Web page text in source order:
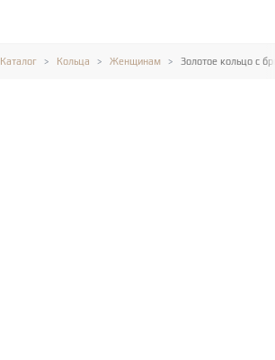
Каталог Кольца Женщинам Золотое кольцо с